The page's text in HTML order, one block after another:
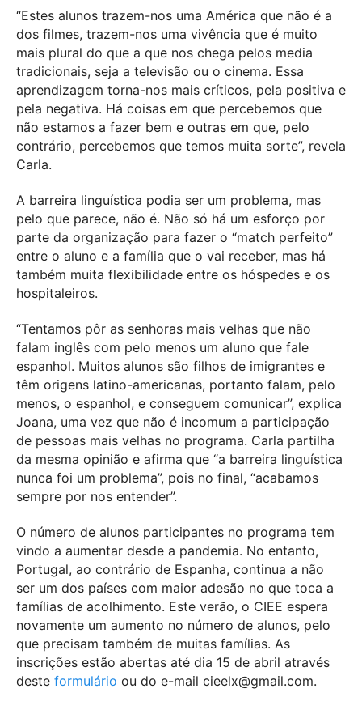
“Estes alunos trazem-nos uma América que não é a
dos filmes, trazem-nos uma vivência que é muito
mais plural do que a que nos chega pelos media
tradicionais, seja a televisão ou o cinema. Essa
aprendizagem torna-nos mais críticos, pela positiva e
pela negativa. Há coisas em que percebemos que
não estamos a fazer bem e outras em que, pelo
contrário, percebemos que temos muita sorte”, revela
Carla.
A barreira linguística podia ser um problema, mas
pelo que parece, não é. Não só há um esforço por
parte da organização para fazer o “match perfeito”
entre o aluno e a família que o vai receber, mas há
também muita flexibilidade entre os hóspedes e os
hospitaleiros.
“Tentamos pôr as senhoras mais velhas que não
falam inglês com pelo menos um aluno que fale
espanhol. Muitos alunos são filhos de imigrantes e
têm origens latino-americanas, portanto falam, pelo
menos, o espanhol, e conseguem comunicar”, explica
Joana, uma vez que não é incomum a participação
de pessoas mais velhas no programa. Carla partilha
da mesma opinião e afirma que “a barreira linguística
nunca foi um problema”, pois no final, “acabamos
sempre por nos entender”.
O número de alunos participantes no programa tem
vindo a aumentar desde a pandemia. No entanto,
Portugal, ao contrário de Espanha, continua a não
ser um dos países com maior adesão no que toca a
famílias de acolhimento. Este verão, o CIEE espera
novamente um aumento no número de alunos, pelo
que precisam também de muitas famílias. As
inscrições estão abertas até dia 15 de abril através
deste formulário ou do e-mail cieelx@gmail.com.